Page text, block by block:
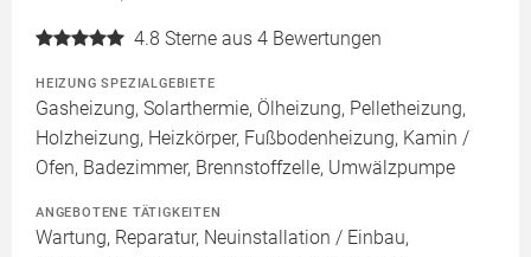
4.8 Sterne aus 4 Bewertungen
HEIZUNG SPEZIALGEBIETE
Gasheizung, Solarthermie, Ölheizung, Pelletheizung,
Holzheizung, Heizkörper, Fußbodenheizung, Kamin /
Ofen, Badezimmer, Brennstoffzelle, Umwälzpumpe
ANGEBOTENE TÄTIGKEITEN
Wartung, Reparatur, Neuinstallation / Einbau,